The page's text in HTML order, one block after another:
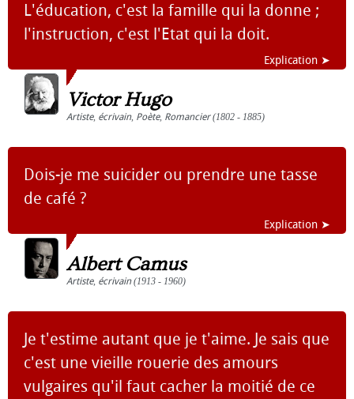
L'éducation, c'est la famille qui la donne ;
l'instruction, c'est l'Etat qui la doit.
Explication ➤
Victor Hugo
Artiste, écrivain, Poète, Romancier(1802 - 1885)
Dois-je me suicider ou prendre une tasse
de café ?
Explication ➤
Albert Camus
Artiste, écrivain(1913 - 1960)
Je t'estime autant que je t'aime. Je sais que
c'est une vieille rouerie des amours
vulgaires qu'il faut cacher la moitié de ce